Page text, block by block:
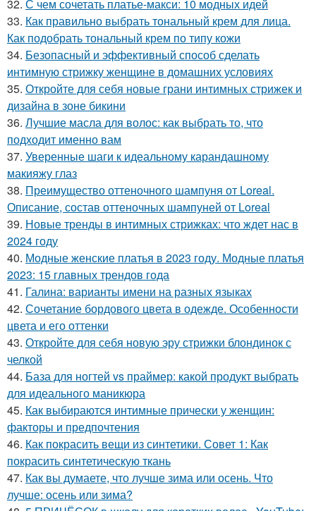
32. С чем сочетать платье-макси: 10 модных идей
33. Как правильно выбрать тональный крем для лица.
Как подобрать тональный крем по типу кожи
34. Безопасный и эффективный способ сделать
интимную стрижку женщине в домашних условиях
35. Откройте для себя новые грани интимных стрижек и
дизайна в зоне бикини
36. Лучшие масла для волос: как выбрать то, что
подходит именно вам
37. Уверенные шаги к идеальному карандашному
макияжу глаз
38. Преимущество оттеночного шампуня от Loreal.
Описание, состав оттеночных шампуней от Loreal
39. Новые тренды в интимных стрижках: что ждет нас в
2024 году
40. Модные женские платья в 2023 году. Модные платья
2023: 15 главных трендов года
41. Галина: варианты имени на разных языках
42. Сочетание бордового цвета в одежде. Особенности
цвета и его оттенки
43. Откройте для себя новую эру стрижки блондинок с
челкой
44. База для ногтей vs праймер: какой продукт выбрать
для идеального маникюра
45. Как выбираются интимные прически у женщин:
факторы и предпочтения
46. Как покрасить вещи из синтетики. Совет 1: Как
покрасить синтетическую ткань
47. Как вы думаете, что лучше зима или осень. Что
лучше: осень или зима?